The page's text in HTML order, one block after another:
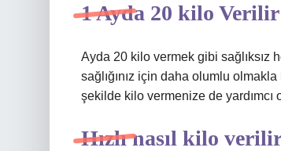
1 Ayda 20 kilo
Ayda 20 kilo vermek gibi
sağlığınız için daha olumlu
şekilde kilo vermenize de yardımcı
Hızlı nasıl kilo